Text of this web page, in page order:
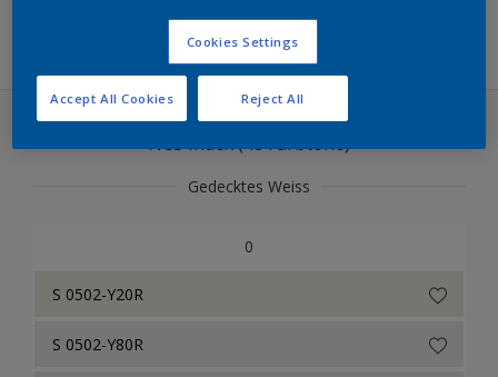
Herbol Farbe & Boden
Herbol Farbe & Metall
Herbol Offenporig Holzfarbtöne
NCS Index
ReadyMix Farbtöne
FILTERS KOLLEKTION
NCS Index (48 Farbtöne)
Gedecktes Weiss
0
S 0502-Y20R
S 0502-Y80R
Cookies Settings
Reject All
Accept All Cookies